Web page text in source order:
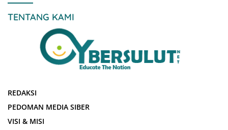
TENTANG KAMI
REDAKSI
PEDOMAN MEDIA SIBER
VISI & MISI